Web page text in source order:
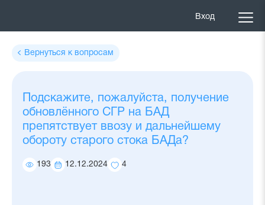
Вход
Вернуться к вопросам
Подскажите, пожалуйста, получение
обновлённого СГР на БАД
препятствует ввозу и дальнейшему
обороту старого стока БАДа?
Количество
193
Дата
12.12.2024
Количество
4